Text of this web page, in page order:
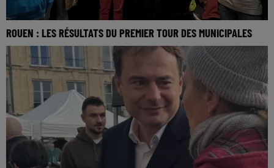
ROUEN : LES RÉSULTATS DU PREMIER TOUR DES MUNICIPALES